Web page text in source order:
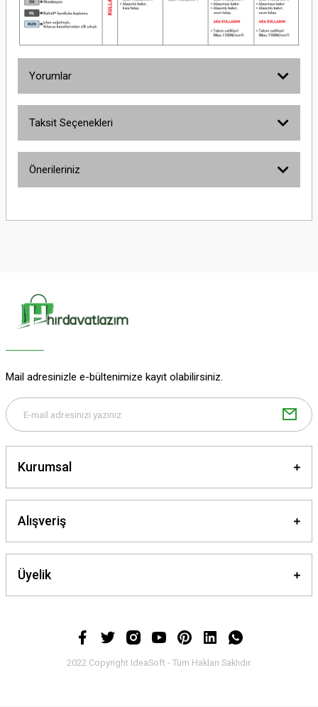
Yorumlar
Taksit Seçenekleri
Önerileriniz
yetersiz gördüğünüz noktaları öneri formunu kullanarak tarafımıza
Ürün açıklamasında eksik bilgiler bulunuyor.
Ürün bilgilerinde hatalar bulunuyor.
Mail adresinizle e-bültenimize kayıt olabilirsiniz.
Kurumsal
Alışveriş
Üyelik
2022 Copyright IdeaSoft - Tüm Hakları Saklıdır.